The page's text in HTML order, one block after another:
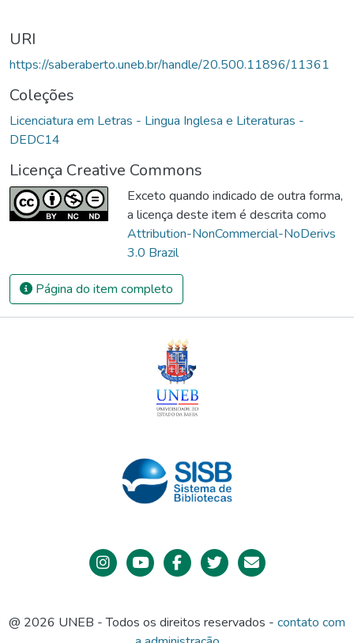
URI
https://saberaberto.uneb.br/handle/20.500.11896/11361
Coleções
Licenciatura em Letras - Lingua Inglesa e Literaturas -
DEDC14
Licença Creative Commons
Exceto quando indicado de outra forma,
a licença deste item é descrita como
Attribution-NonCommercial-NoDerivs
3.0 Brazil
Página do item completo
@ 2026 UNEB - Todos os direitos reservados - contato com